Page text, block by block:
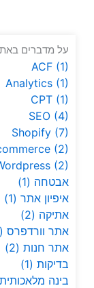
על מדברים
ACF (1)
Analytics (1)
CPT (1)
SEO (4)
Shopify (7)
(2)
(2)
אבטחה (1)
איפיון אתר(1)
אתיקה (2)
אתר וורדפרס(3)
אתר חנות(2)
בדיקות(1)
בינה מלאכותית